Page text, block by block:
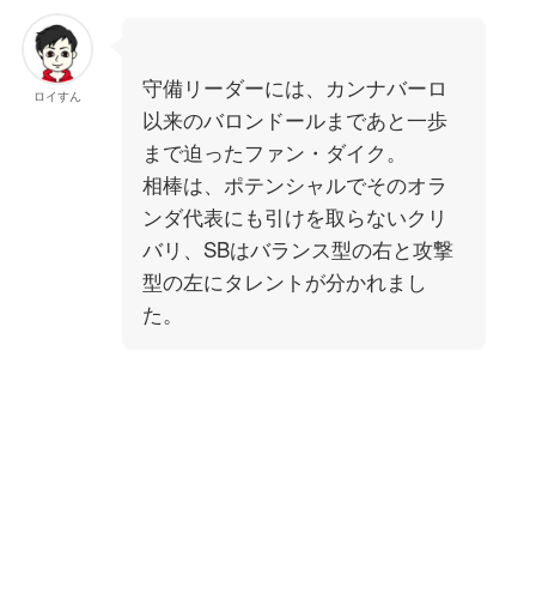
ロイすん
守備リーダーには、カンナバーロ
以来のバロンドールまであと一歩
まで迫ったファン・ダイク。
相棒は、ポテンシャルでそのオラ
ンダ代表にも引けを取らないクリ
バリ、SBはバランス型の右と攻撃
型の左にタレントが分かれまし
た。